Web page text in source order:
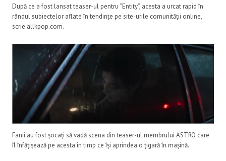
După ce a fost lansat teaser-ul pentru “Entity”, acesta a urcat rapid în
rândul subiectelor aflate în tendințe pe site-urile comunității online,
scrie allkpop.com.
Fanii au fost șocați să vadă scena din teaser-ul membrului ASTRO care
îl înfățișează pe acesta în timp ce își aprindea o țigară în mașină.